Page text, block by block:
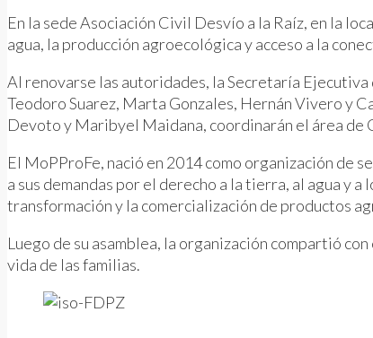
En la sede Asociación Civil Desvío a la Raíz, en la
agua, la producción agroecológica y acceso a la
Al renovarse las autoridades, la Secretaría
Teodoro Suarez, Marta Gonzales, Hernán Vivero y
Devoto y Maribyel Maidana, coordinarán el área de
El MoPProFe, nació en 2014 como organización de
a sus demandas por el derecho a la tierra, al agua y
transformación y la comercialización de productos
Luego de su asamblea, la organización compartió
vida de las familias.